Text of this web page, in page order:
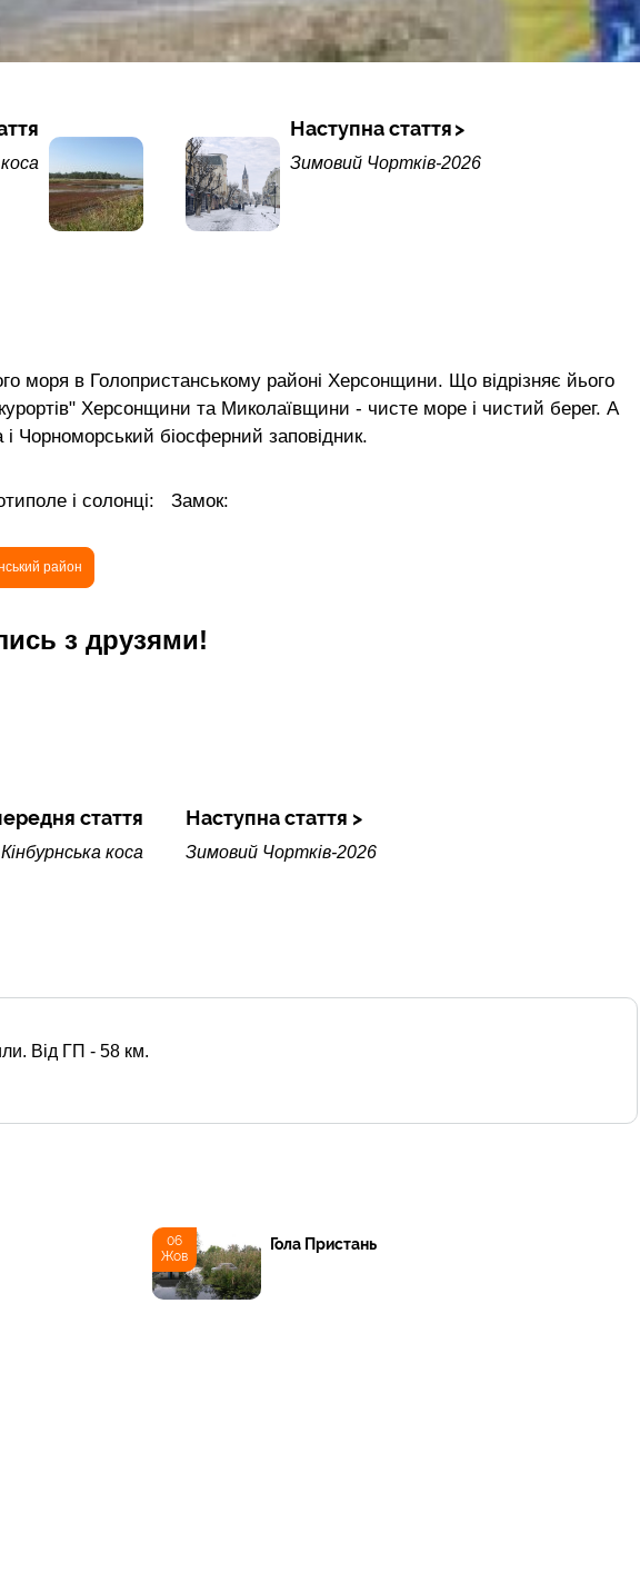
Наступна стаття
Зимовий Чортків-2026
моря в Голопристанському районі Херсонщини. Що відрізняє йього
Херсонщини та Миколаївщини - чисте море і чистий берег. А
Чорноморський біосферний заповідник.
і солонці: Замок:
район
з друзями!
стаття
Кінбурнська коса
Наступна стаття
Зимовий Чортків-2026
Від ГП - 58 км.
06
Жов
Гола Пристань